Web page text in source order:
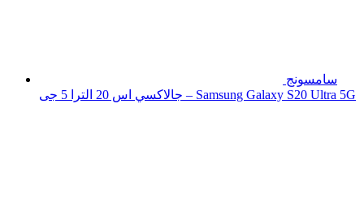
سامسونج
جالاكسي اس 20 الترا 5 جى – Samsung Galaxy S20 Ultra 5G